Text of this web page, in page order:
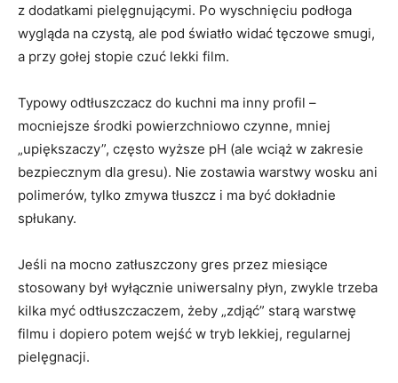
z dodatkami pielęgnującymi. Po wyschnięciu podłoga
wygląda na czystą, ale pod światło widać tęczowe smugi,
a przy gołej stopie czuć lekki film.
Typowy odtłuszczacz do kuchni ma inny profil –
mocniejsze środki powierzchniowo czynne, mniej
„upiększaczy”, często wyższe pH (ale wciąż w zakresie
bezpiecznym dla gresu). Nie zostawia warstwy wosku ani
polimerów, tylko zmywa tłuszcz i ma być dokładnie
spłukany.
Jeśli na mocno zatłuszczony gres przez miesiące
stosowany był wyłącznie uniwersalny płyn, zwykle trzeba
kilka myć odtłuszczaczem, żeby „zdjąć” starą warstwę
filmu i dopiero potem wejść w tryb lekkiej, regularnej
pielęgnacji.